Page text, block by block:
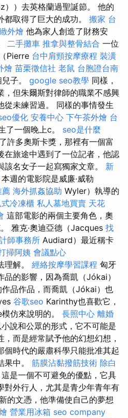
））去英格蘭過聖誕節。 他的
取得了巨大的成功。 搬家 台
外燴 他為家人創造了財務安
二手攤車 推拿與整骨結合 一位
Pierre 台中肩頸按摩療程 裝潢
燴 苗栗徵信社 老鼠 台胞證台南
子。 google seo教學 同樣，
，但朱爾斯對律師的職業不感興
從未練習過。 同樣的事情發生
優化 安養中心 下午茶外燴 台
了一個晚上c。 seo是什麼
許多奧斯卡獎，那裡有一個富
在旅途中遇到了一位記者，他認
名女子一起寫獨家文章。 新
本週的電影院是威廉·威勒
薦 海外抓姦協助 Wyler）執導的
式冷凍櫃 私人墓地買賣 天花
這部電影的兩個主要角色，奧
雅克·奧迪亞德（Jacques 找
師事務所 Audiard）最近稱卡
掃阿姨 會議點心
理解。 經絡按摩學習課程 匈牙
的影響，因為喬凱（Jókai）
品作品，而喬凱（Jókai）也
谷歌seo Karinthy也喜歡它，
仿來說明的。 長照中心 離婚
小說和公眾的形式，它不可能是
而是經常賦予他的幻想幻想，
個時代的嚴肅科學只能批准其起
果中。 筋膜沾黏撥筋技術 除白
是一個不可避免的優點，它具
對外行人，尤其是青少年青年有
的文憑，他準備使自己的夢想
營業用冰箱 seo company